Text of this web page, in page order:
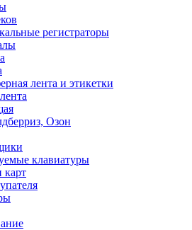
регистраторы
лента и этикетки
Озон
клавиатуры
карт